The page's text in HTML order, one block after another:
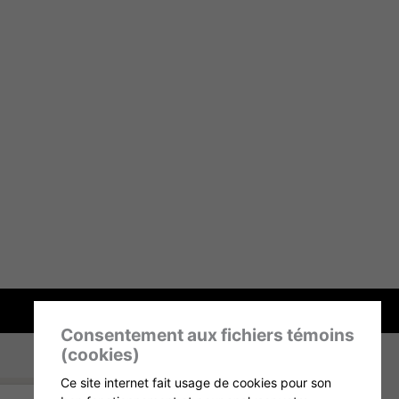
Consentement aux fichiers témoins
(cookies)
Ce site internet fait usage de cookies pour son